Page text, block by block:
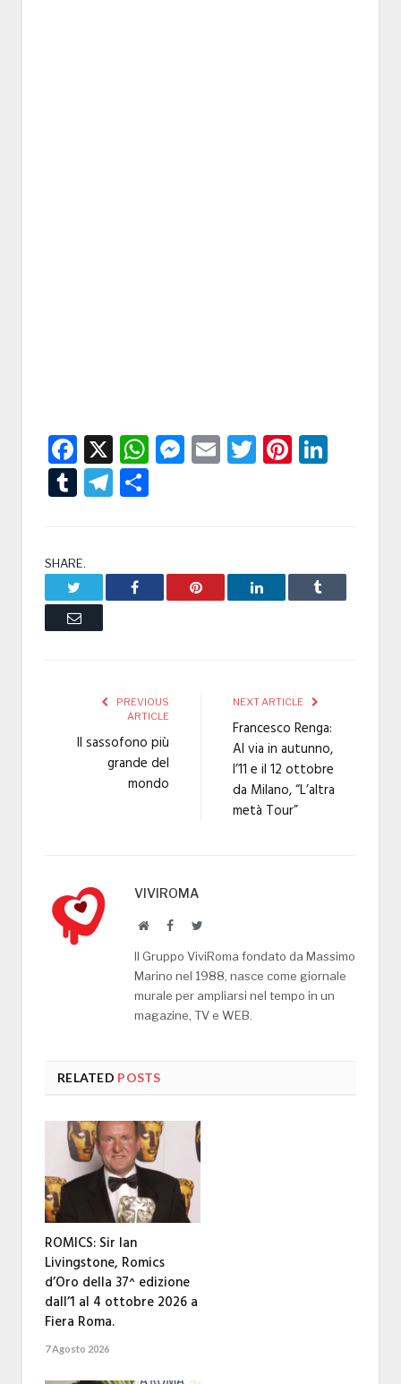
Facebook
X WhatsApp
Messenger
EmailTwitter
TumblrTelegram
SHARE.
Facebook Pinterest LinkedIn Tumblr
Email
PREVIOUS
ARTICLE
Il sassofono più
grande del
mondo
NEXT ARTICLE
Francesco Renga:
Al via in autunno,
l’11 e il 12 ottobre
da Milano, “L’altra
metà Tour”
VIVIROMA
WebsiteFacebookTwitter
Il Gruppo ViviRoma fondato da Massimo
Marino nel 1988, nasce come giornale
murale per ampliarsi nel tempo in un
magazine, TV e WEB.
RELATED POSTS
ROMICS: Sir Ian
Livingstone, Romics
d’Oro della 37^ edizione
dall’1 al 4 ottobre 2026 a
Fiera Roma.
7 Agosto 2026